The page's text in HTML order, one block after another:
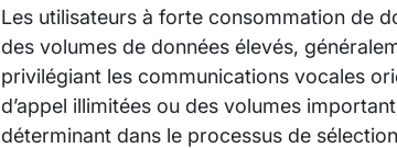
Les utilisateurs à forte consommation de
des volumes de données élevés,
privilégiant les communications vocales
d’appel illimitées ou des volumes
déterminant dans le processus de